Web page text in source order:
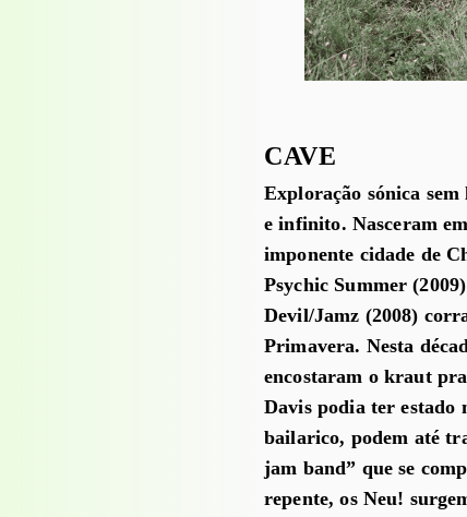
CAVE
Exploração sónica
e infinito. Nasceram
imponente cidade de
Psychic Summer
Devil/Jamz (2008)
Primavera. Nesta
encostaram o kraut
Davis podia ter estado
bailarico, podem até
jam band” que se
repente, os Neu!